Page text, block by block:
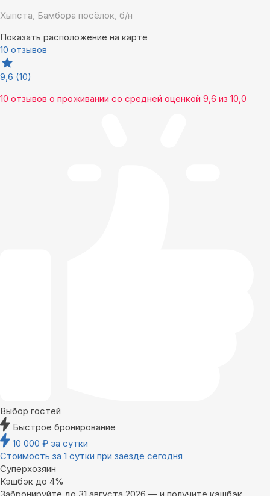
Хыпста, Бамбора посёлок, б/н
Показать расположение на карте
10 отзывов
9,6 (10)
10 отзывов о проживании со средней оценкой 9,6 из 10,0
Выбор гостей
Быстрое бронирование
10 000 ₽ за сутки
Стоимость за 1 сутки при заезде сегодня
Суперхозяин
Кэшбэк до 4%
Забронируйте до 31 августа 2026 — и получите кэшбэк